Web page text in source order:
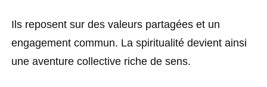
Ils reposent sur des valeurs partagées et un
engagement commun. La spiritualité devient ainsi
une aventure collective riche de sens.